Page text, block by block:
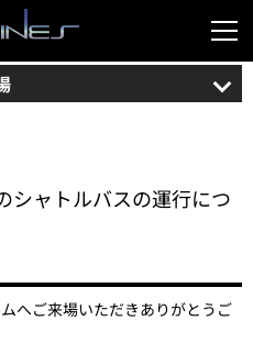
シャトルバスの運行につ
へご来場いただきありがとうご